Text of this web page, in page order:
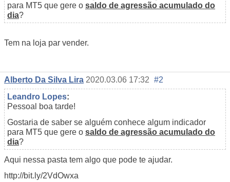
para MT5 que gere o saldo de agressão acumulado do
dia?
Tem na loja par vender.
Alberto Da Silva Lira 2020.03.06 17:32 #2
Leandro Lopes:
Pessoal boa tarde!
Gostaria de saber se alguém conhece algum indicador
para MT5 que gere o saldo de agressão acumulado do
dia?
Aqui nessa pasta tem algo que pode te ajudar.
http://bit.ly/2VdOwxa